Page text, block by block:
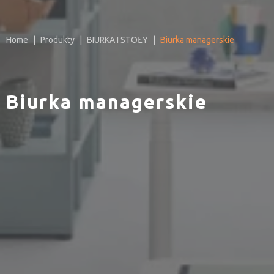
Home Produkty BIURKA I STOŁY Biurka managerskie
Biurka managerskie